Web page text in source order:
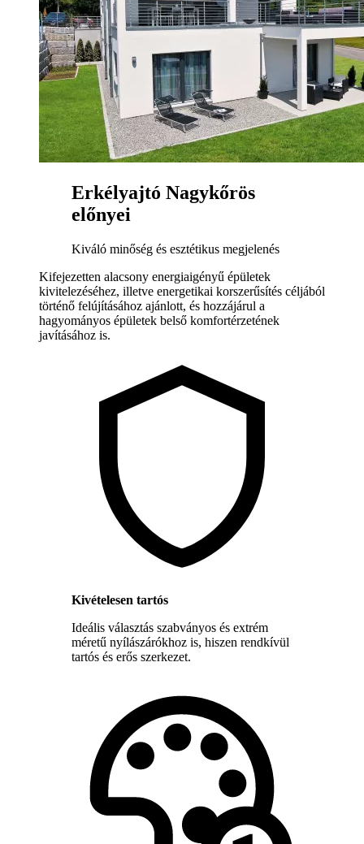
Erkélyajtó Nagykőrös
előnyei
Kiváló minőség és esztétikus megjelenés
Kifejezetten alacsony energiaigényű épületek
kivitelezéséhez, illetve energetikai korszerűsítés céljából
történő felújításához ajánlott, és hozzájárul a
hagyományos épületek belső komfortérzetének
javításához is.
Kivételesen tartós
Ideális választás szabványos és extrém
méretű nyílászárókhoz is, hiszen rendkívül
tartós és erős szerkezet.